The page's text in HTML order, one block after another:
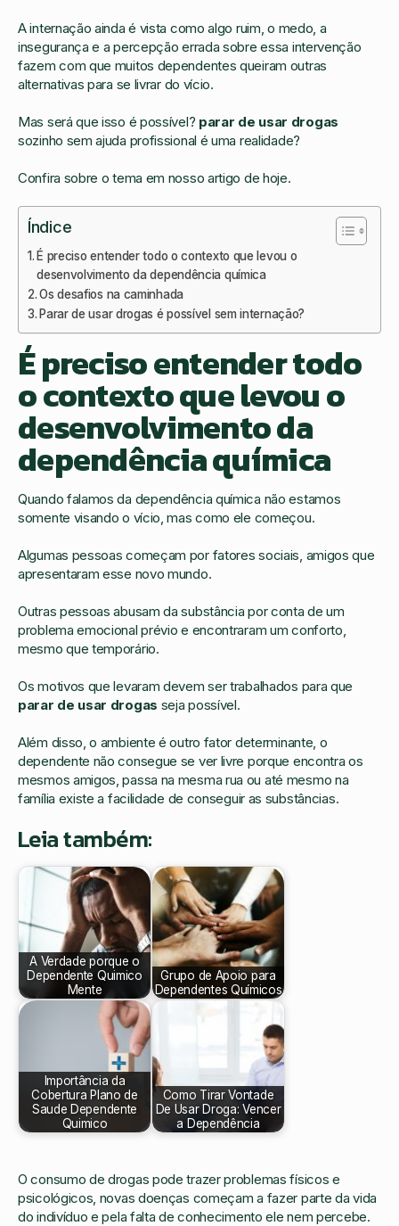
A internação ainda é vista como algo ruim, o medo, a
insegurança e a percepção errada sobre essa intervenção
fazem com que muitos dependentes queiram outras
alternativas para se livrar do vício.
Mas será que isso é possível? parar de usar drogas
sozinho sem ajuda profissional é uma realidade?
Confira sobre o tema em nosso artigo de hoje.
Índice
É preciso entender todo o contexto que levou o
desenvolvimento da dependência química
Os desafios na caminhada
Parar de usar drogas é possível sem internação?
É preciso entender todo
o contexto que levou o
desenvolvimento da
dependência química
Quando falamos da dependência química não estamos
somente visando o vício, mas como ele começou.
Algumas pessoas começam por fatores sociais, amigos que
apresentaram esse novo mundo.
Outras pessoas abusam da substância por conta de um
problema emocional prévio e encontraram um conforto,
mesmo que temporário.
Os motivos que levaram devem ser trabalhados para que
parar de usar drogas seja possível.
Além disso, o ambiente é outro fator determinante, o
dependente não consegue se ver livre porque encontra os
mesmos amigos, passa na mesma rua ou até mesmo na
família existe a facilidade de conseguir as substâncias.
Leia também:
A Verdade porque o
Dependente Quimico
Mente
Grupo de Apoio para
Dependentes Químicos
Importância da
Cobertura Plano de
Saude Dependente
Quimico
Como Tirar Vontade
De Usar Droga: Vencer
a Dependência
O consumo de drogas pode trazer problemas físicos e
psicológicos, novas doenças começam a fazer parte da vida
do indivíduo e pela falta de conhecimento ele nem percebe.